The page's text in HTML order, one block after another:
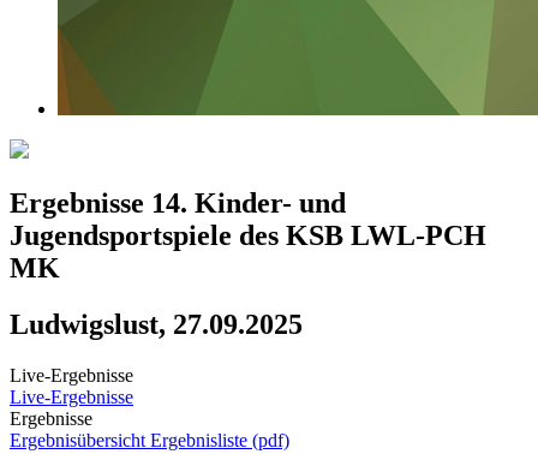
Ergebnisse 14. Kinder- und
Jugendsportspiele des KSB LWL-PCH
MK
Ludwigslust, 27.09.2025
Live-Ergebnisse
Live-Ergebnisse
Ergebnisse
Ergebnisübersicht Ergebnisliste (pdf)